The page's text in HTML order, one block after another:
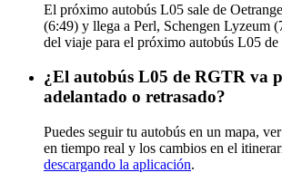
El próximo autobús L05 sale de
(6:49) y llega a Perl, Schengen Lyzeum
del viaje para el próximo autobús L05
¿El autobús L05 de RGTR va
adelantado o retrasado?
Puedes seguir tu autobús en un mapa,
en tiempo real y los cambios en el
descargando la aplicación.